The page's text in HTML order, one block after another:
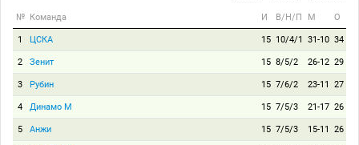
№ Команда И В/Н/П М О
1 ЦСКА 15 10/4/1 31-10 34
2 Зенит 15 8/5/2 26-12 29
3 Рубин 15 7/6/2 23-11 27
4 Динамо М 15 7/5/3 21-17 26
5 Анжи 15 7/5/3 15-11 26